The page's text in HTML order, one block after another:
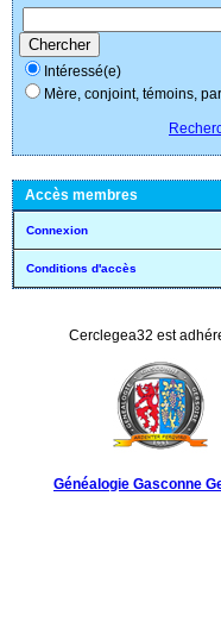
Intéressé(e)
Mère, conjoint, témoins,
Accès membres
Connexion
Conditions d'accès
Cerclegea32 est
Généalogie Gasconne